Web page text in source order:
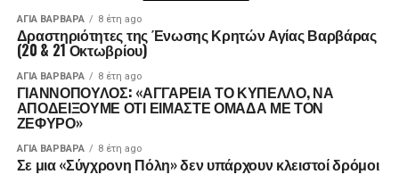
ΑΓΙΑ ΒΑΡΒΑΡΑ 8 έτη ago
Δραστηριότητες της Ένωσης Κρητών Αγίας Βαρβάρας
(20 & 21 Οκτωβρίου)
ΑΓΙΑ ΒΑΡΒΑΡΑ 8 έτη ago
ΓΙΑΝΝΟΠΟΥΛΟΣ: «ΑΓΓΑΡΕΙΑ ΤΟ ΚΥΠΕΛΛΟ, ΝΑ
ΑΠΟΔΕΙΞΟΥΜΕ ΟΤΙ ΕΙΜΑΣΤΕ ΟΜΑΔΑ ΜΕ ΤΟΝ
ΖΕΦΥΡΟ»
ΑΓΙΑ ΒΑΡΒΑΡΑ 8 έτη ago
Σε μια «Σύγχρονη Πόλη» δεν υπάρχουν κλειστοί δρόμοι